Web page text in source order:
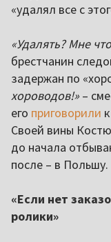
«удалял все с
«Удалять? Мне
брестчанин
задержан по
хороводов!» –
его приговорили
Своей вины
до начала
после – в Польшу.
«Если нет
ролики»